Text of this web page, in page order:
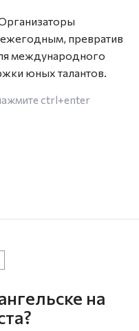
превратив
международного
юных талантов.
ctrl+enter
на